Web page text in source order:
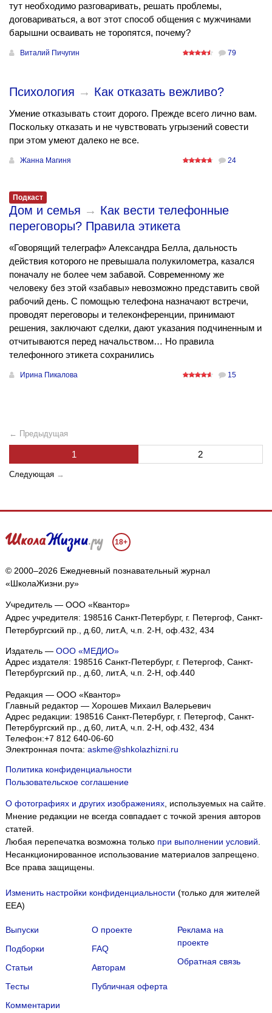
тут необходимо разговаривать, решать проблемы,
договариваться, а вот этот способ общения с мужчинами
барышни осваивать не торопятся, почему?
Виталий Пичугин 79
Психология → Как отказать вежливо?
Умение отказывать стоит дорого. Прежде всего лично вам.
Поскольку отказать и не чувствовать угрызений совести
при этом умеют далеко не все.
Жанна Магиня 24
Подкаст
Дом и семья → Как вести телефонные
переговоры? Правила этикета
«Говорящий телеграф» Александра Белла, дальность
действия которого не превышала полукилометра, казался
поначалу не более чем забавой. Сoвpeменному же
человеку без этой «забавы» невозможно представить свой
рабочий день. С помощью телефона назначают встречи,
проводят переговоры и телеконференции, принимают
решения, заключают сделки, дают указания подчиненным и
отчитываются перед начальством… Но правила
телефонного этикета сохранились
Ирина Пикалова 15
← Предыдущая
1 2
Следующая →
18+
© 2000–2026 Ежедневный познавательный журнал
«ШколаЖизни.ру»
Учредитель — ООО «Квантор»
Адрес учредителя: 198516 Санкт-Петербург, г. Петергоф, Санкт-
Петербургский пр., д.60, лит.А, ч.п. 2-Н, оф.432, 434
Издатель — ООО «МЕДИО»
Адрес издателя: 198516 Санкт-Петербург, г. Петергоф, Санкт-
Петербургский пр., д.60, лит.А, ч.п. 2-Н, оф.440
Редакция — ООО «Квантор»
Главный редактор — Хорошев Михаил Валерьевич
Адрес редакции: 198516 Санкт-Петербург, г. Петергоф, Санкт-
Петербургский пр., д.60, лит.А, ч.п. 2-Н, оф.432, 434
Телефон:+7 812 640-06-60
Электронная почта: askme@shkolazhizni.ru
Политика конфиденциальности
Пользовательское соглашение
О фотографиях и других изображениях, используемых на сайте.
Мнение редакции не всегда совпадает с точкой зрения авторов
статей.
Любая перепечатка возможна только при выполнении условий.
Несанкционированное использование материалов запрещено.
Все права защищены.
Изменить настройки конфиденциальности (только для жителей
EEA)
Выпуски
Подборки
Статьи
Тесты
Комментарии
О проекте
FAQ
Авторам
Публичная оферта
Реклама на
проекте
Обратная связь